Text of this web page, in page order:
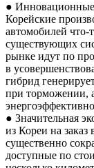
●
Корейские
автомобилей
существующих
рынке идут по
в
гибрид
при торможении,
● Значительная
из Кореи на
существенно
доступные по